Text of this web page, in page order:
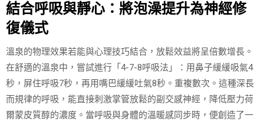
結合呼吸與靜心：將泡澡提升為神經修
復儀式
溫泉的物理效果若能與心理技巧結合，放鬆效益將呈倍數增長。
在舒適的溫泉中，嘗試進行「4-7-8呼吸法」：用鼻子緩緩吸氣4
秒，屏住呼吸7秒，再用嘴巴緩緩吐氣8秒。重複數次。這種深長
而規律的呼吸，能直接刺激掌管放鬆的副交感神經，降低壓力荷
爾蒙皮質醇的濃度。當呼吸與身體的溫暖感同步時，便創造了一